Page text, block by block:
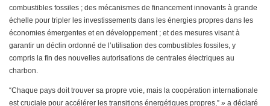
combustibles fossiles ; des mécanismes de financement innovants à grande
échelle pour tripler les investissements dans les énergies propres dans les
économies émergentes et en développement ; et des mesures visant à
garantir un déclin ordonné de l’utilisation des combustibles fossiles, y
compris la fin des nouvelles autorisations de centrales électriques au
charbon.
“Chaque pays doit trouver sa propre voie, mais la coopération internationale
est cruciale pour accélérer les transitions énergétiques propres,” » a déclaré